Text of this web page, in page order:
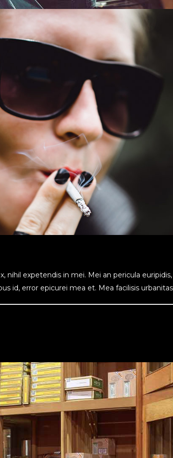
expetendis in mei. Mei an pericula
id, error epicurei mea et. Mea facilisis